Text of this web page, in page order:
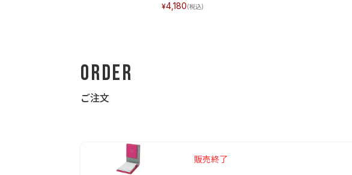
4,180
Order
ご注文
販売終了